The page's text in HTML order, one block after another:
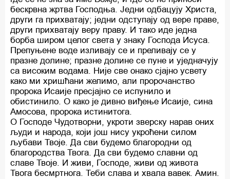
бескрвна жртва Господња. Једни одбацују Христа,
други га прихватају; једни одступају од вере праве,
други прихватају веру праву. И тако иде једна
борба широм целог света у знаку Господа Исуса.
Препуњене воде изливају се и преливају се у
празне долине; празне долине се пуне и уједначују
са високим водама. Није све онако сјајно усвету
како ми хришћани желимо, али пророчанство
пророка Исаије пресјајно се испунило и
обистинило. О како је дивно виђење Исаије, сина
Амосова, пророка истинитога.
О Господе Чудотворни, укроти зверску нарав оних
људи и народа, који још нису укроћени силом
љубави Твоје. Да сви будемо благородни од
благородства Твога. Да сви будемо славни од
славе Твоје. И живи, Господе, живи од живота
Твога бесмртнога. Теби слава и хвала вавек. Амин.